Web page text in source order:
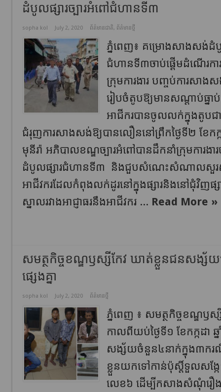
ដំបូលផ្សារច្បារអំពៅជំហានទី៣
sopha kol July 2, 2020 ព័ត៌មានជាតិ, ព័ត៌មានថ្មី
ភ្នំពេញ៖ គម្រោងសាងសង់ដំបូ
ជំហានទី៣ចាប់ផ្តើមដំណើរក
ក្រុមការងារ បញ្ចប់ការសា
រៀបចំតូបឱ្យមានសណ្តាប់ធ្ន
អាជីករបានចូលលក់ក្នុងតូប
ជំរុញការសាងសង់ឱ្យបានលឿននៅព្រឹកថ្ងៃទី២ ខែក
មុនីរ៉ា អភិបាលខណ្ឌច្បារអំពៅបានដឹកនាំក្រុមការងា
ដំបូលផ្សារជំហានទី៣ និងជួបសំណេះសំណាលសួរសុ
អាជីវករដែលកំពុងលក់ដូរនៅក្នុងផ្សារនិងនៅជុំវិញផ្សា
ស្នាលរវាងអាជ្ញាធរនឹងអាជីវករ ... Read More »
សមត្ថកិច្ចខណ្ឌឫស្សីកែវ ឃាត់ខ្លួនជនសង្
ផ្សេងគ្នា
sopha kol July 2, 2020 ព័ត៌មានថ្មី
ភ្នំពេញ ៖ សមត្ថកិច្ចខណ្ឌឫស្សី
កាលពីយប់ថ្ងៃទី១ ខែកក្កដា
សង្ស័យចំនួន៤នាក់ក្នុង៣ករ
ខ្លួនយកទៅកាន់ប៉ុស្តិ៍ទួលសង្ក
លេខ៦ ដើម្បីកសាងសំណុំរឿង